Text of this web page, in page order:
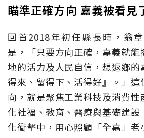
瞄準正確方向 嘉義被看見
回首2018年初任縣長時，翁
是，「只要方向正確，嘉義就能
地的活力及人民自信，想返鄉的
得來、留得下、活得好』。」這
向，就是聚焦工業科技及消費性
化社福、教育、醫療與基礎建
化衝擊中，用心照顧「全嘉」老